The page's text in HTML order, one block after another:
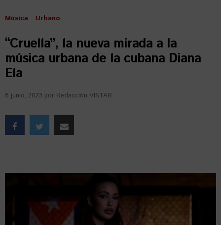
Música Urbano
“Cruella”, la nueva mirada a la
música urbana de la cubana Diana
Ela
8 junio, 2023 por Redacción VISTAR